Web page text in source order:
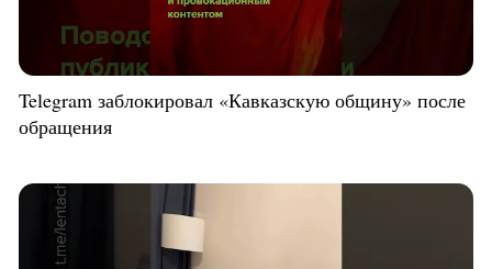
Telegram заблокировал «Кавказскую общину» после
обращения